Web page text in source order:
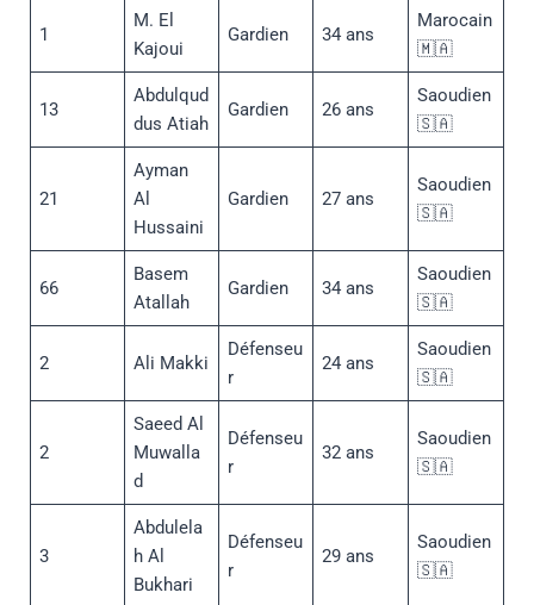
1
M. El
Kajoui
Gardien 34 ans
Marocain
🇲🇦
13
Abdulqud
dus Atiah
Gardien 26 ans
Saoudien
🇸🇦
21
Ayman
Al
Hussaini
Gardien 27 ans
Saoudien
🇸🇦
66
Basem
Atallah
Gardien 34 ans
Saoudien
🇸🇦
2 Ali Makki
Défenseu
r
24 ans
Saoudien
🇸🇦
2
Saeed Al
Muwalla
d
Défenseu
r
32 ans
Saoudien
🇸🇦
3
Abdulela
h Al
Bukhari
Défenseu
r
29 ans
Saoudien
🇸🇦